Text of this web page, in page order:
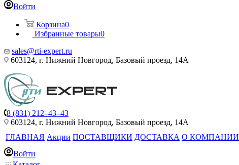
Войти
Корзина0
Избранные товары0
sales@rti-expert.ru
603124, г. Нижний Новгород, Базовый проезд, 14А
8 (831) 212–43–43
603124, г. Нижний Новгород, Базовый проезд, 14А
ГЛАВНАЯ Акции ПОСТАВЩИКИ ДОСТАВКА О КОМПАНИИ
Войти